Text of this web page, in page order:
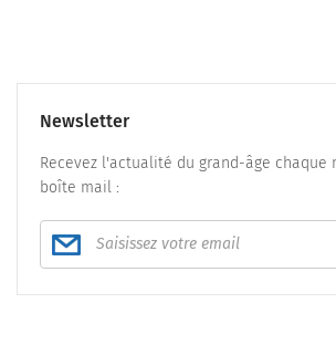
Newsletter
Recevez l'actualité du grand-âge chaque
boîte mail :